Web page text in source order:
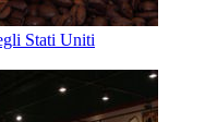
Stati Uniti